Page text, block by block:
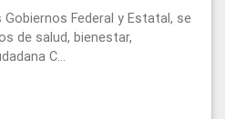
Federal y Estatal, se
de salud, bienestar,
C...